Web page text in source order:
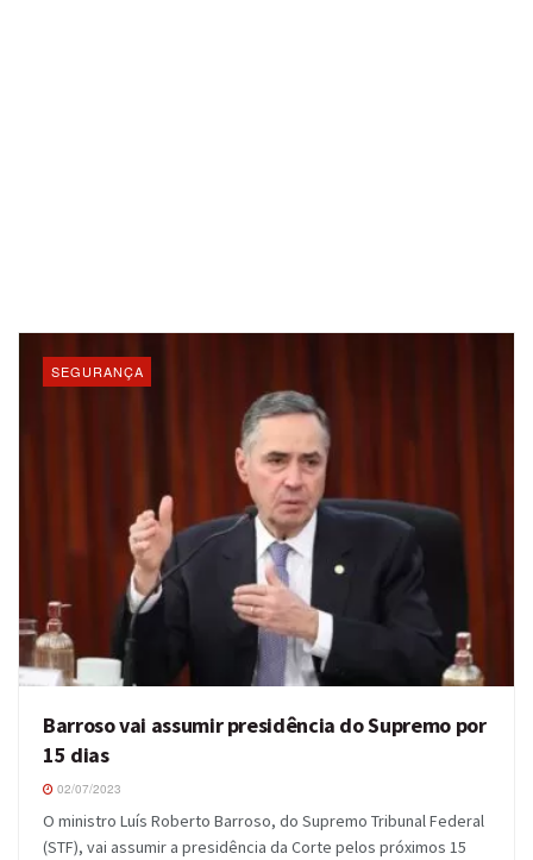
SEGURANÇA
Barroso vai assumir presidência do Supremo por
15 dias
02/07/2023
O ministro Luís Roberto Barroso, do Supremo Tribunal Federal
(STF), vai assumir a presidência da Corte pelos próximos 15